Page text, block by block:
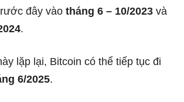
đây vào tháng 6 – 10/2023 và
.
lặp lại, Bitcoin có thể tiếp tục đi
6/2025.